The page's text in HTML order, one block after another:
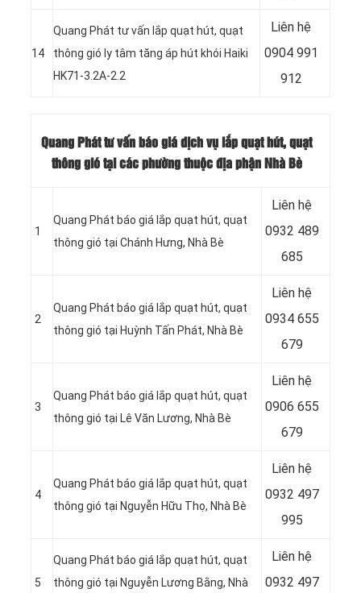
14
Quang Phát tư vấn lắp quạt hút, quạt
thông gió ly tâm tăng áp hút khói Haiki
HK71-3.2A-2.2
Liên hệ
0904 991
912
Quang Phát tư vấn báo giá dịch vụ lắp quạt hút, quạt
thông gió tại các phường thuộc địa phận Nhà Bè
1
Quang Phát báo giá lắp quạt hút, quạt
thông gió tại Chánh Hưng, Nhà Bè
Liên hệ
0932 489
685
2
Quang Phát báo giá lắp quạt hút, quạt
thông gió tại Huỳnh Tấn Phát, Nhà Bè
Liên hệ
0934 655
679
3
Quang Phát báo giá lắp quạt hút, quạt
thông gió tại Lê Văn Lương, Nhà Bè
Liên hệ
0906 655
679
4
Quang Phát báo giá lắp quạt hút, quạt
thông gió tại Nguyễn Hữu Thọ, Nhà Bè
Liên hệ
0932 497
995
5
Quang Phát báo giá lắp quạt hút, quạt
thông gió tại Nguyễn Lương Bằng, Nhà
Liên hệ
0932 497